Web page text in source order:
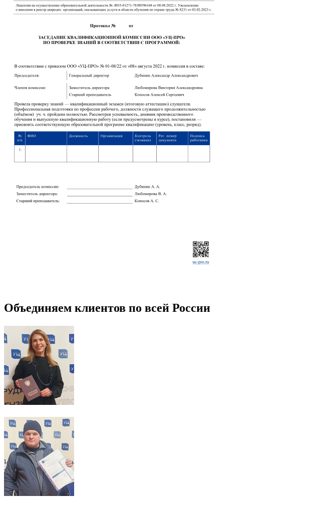
Объединяем клиентов по всей России